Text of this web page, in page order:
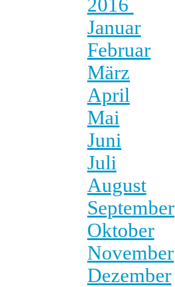
2016
Januar
Februar
März
April
Mai
Juni
Juli
August
September
Oktober
November
Dezember